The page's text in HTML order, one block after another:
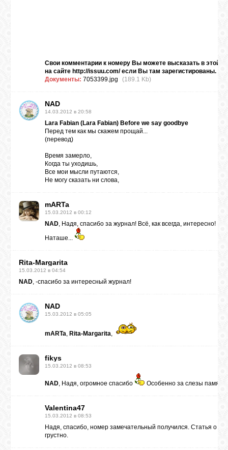
Свои комментарии к номеру Вы можете высказать в этой
на сайте http://issuu.com/если Вы там зарегистированы.
Документы: 7053399.jpg (189.1 Kb)
NAD
14.03.2012 в 20:58
Lara Fabian (Lara Fabian) Before we say goodbye
Перед тем как мы скажем прощай...
(перевод)
Время замерло,
Когда ты уходишь,
Все мои мысли путаются,
Не могу сказать ни слова,
mARTa
15.03.2012 в 00:12
NAD, Надя, спасибо за журнал! Всё, как всегда, интересно! И
Наташе...
Rita-Margarita
15.03.2012 в 04:54
NAD, -спасибо за интересный журнал!
NAD
15.03.2012 в 05:05
mARTa, Rita-Margarita,
fikys
15.03.2012 в 08:53
NAD, Надя, огромное спасибо Особенно за слезы
Valentina47
15.03.2012 в 08:53
Надя, спасибо, номер замечательный получился. Статья о
грустно.